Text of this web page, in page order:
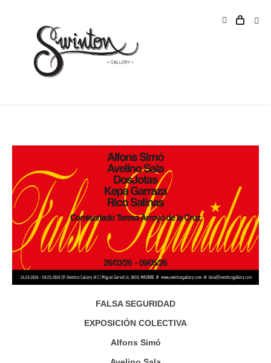
FALSA SEGURIDAD
EXPOSICIÓN COLECTIVA
Alfons Simó